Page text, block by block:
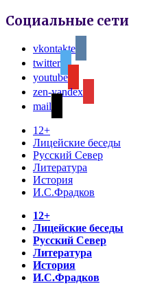
Социальные сети
vkontakte
twitter
youtube
zen-yandex
mail
12+
Лицейские беседы
Русский Север
Литература
История
И.С.Фрадков
12+
Лицейские беседы
Русский Север
Литература
История
И.С.Фрадков